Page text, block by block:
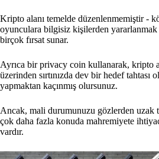
Kripto alanı temelde düzenlenmemiştir -
oyunculara bilgisiz kişilerden
birçok fırsat sunar.
Ayrıca bir privacy coin kullanarak, kripto
üzerinden sırtınızda dev bir hedef tahtası
yapmaktan kaçınmış olursunuz.
Ancak, mali durumunuzu gözlerden uzak
çok daha fazla konuda mahremiyete
vardır.